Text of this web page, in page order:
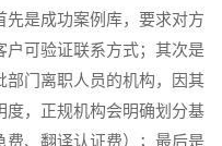
是成功案例库，要求对方
可验证联系方式；其次是
部门离职人员的机构，因其
度，正规机构会明确划分基
、翻译认证费）；最后是